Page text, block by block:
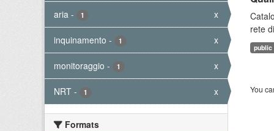
aria - 1 x
inquinamento - 1 x
monitoraggio - 1 x
NRT - 1 x
Formats
rete
public
You